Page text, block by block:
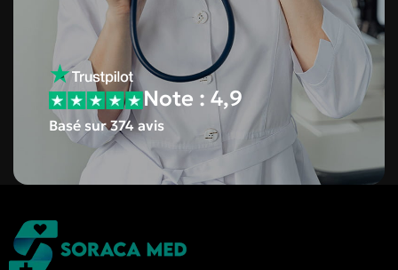
Note : 4,9
Basé sur 374 avis